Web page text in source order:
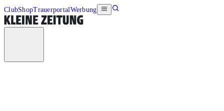
ClubShopTrauerportalWerbung